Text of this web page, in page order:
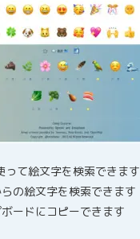
って絵文字を検索できます
の絵文字を検索できます
ードにコピーできます